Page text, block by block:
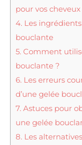
pour vos cheveux
4. Les
bouclante
5. Comment
bouclante ?
6. Les erreurs
d’une gelée
7. Astuces pour
une gelée
8. Les